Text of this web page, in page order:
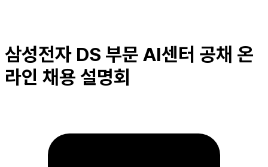
삼성전자 DS 부문 AI센터 공채 온
라인 채용 설명회